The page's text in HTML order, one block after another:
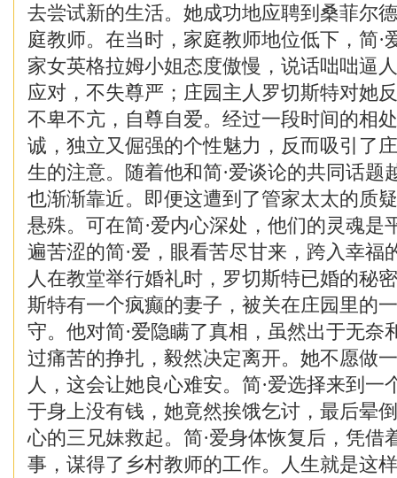
去尝试新的生活。她成功地应聘到桑菲尔
庭教师。在当时，家庭教师地位低下，简·
家女英格拉姆小姐态度傲慢，说话咄咄逼
应对，不失尊严；庄园主人罗切斯特对她
不卑不亢，自尊自爱。经过一段时间的相
诚，独立又倔强的个性魅力，反而吸引了
生的注意。随着他和简·爱谈论的共同话题
也渐渐靠近。即便这遭到了管家太太的质
悬殊。可在简·爱内心深处，他们的灵魂是
遍苦涩的简·爱，眼看苦尽甘来，跨入幸福
人在教堂举行婚礼时，罗切斯特已婚的秘
斯特有一个疯癫的妻子，被关在庄园里的
守。他对简·爱隐瞒了真相，虽然出于无奈
过痛苦的挣扎，毅然决定离开。她不愿做
人，这会让她良心难安。简·爱选择来到一
于身上没有钱，她竟然挨饿乞讨，最后晕
心的三兄妹救起。简·爱身体恢复后，凭借
事，谋得了乡村教师的工作。人生就是这